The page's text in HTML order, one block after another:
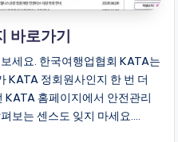
바로가기
세요. 한국여행업협회 KATA는
KATA 정회원사인지 한 번 더
KATA 홈페이지에서 안전관리
보는 센스도 잊지 마세요.…